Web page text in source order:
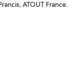
ATOUT France.